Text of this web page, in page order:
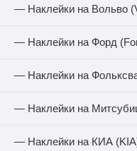
— Наклейки на Вольво
— Наклейки на Форд
— Наклейки на
— Наклейки на
— Наклейки на КИА